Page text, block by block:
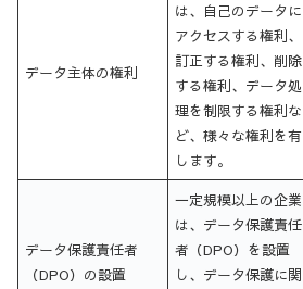
データ主体の権利
は、自己のデータに
アクセスする権利、
訂正する権利、削除
する権利、データ処
理を制限する権利な
ど、様々な権利を有
します。
データ保護責任者
（DPO）の設置
一定規模以上の企業
は、データ保護責任
者（DPO）を設置
し、データ保護に関